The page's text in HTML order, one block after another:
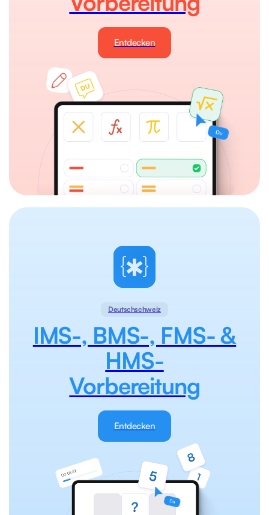
Entdecken
Deutschschweiz
IMS-, BMS-, FMS- &
HMS-
Vorbereitung
Entdecken